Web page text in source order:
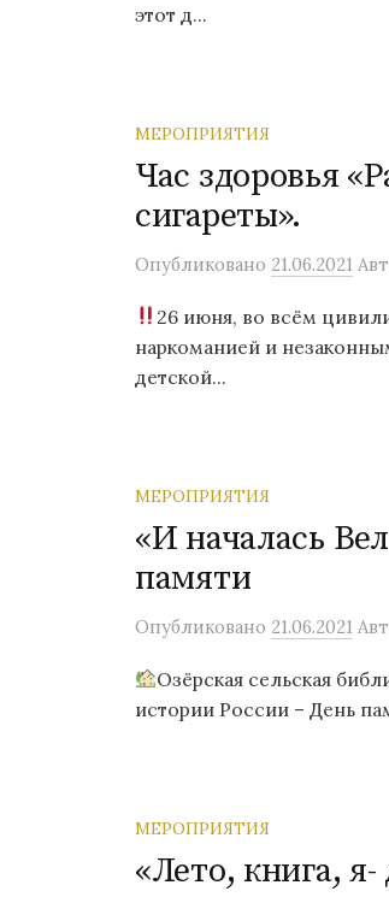
этот д...
МЕРОПРИЯТИЯ
Час здоровья
сигареты».
Опубликовано 21.06.2021
26 июня, во всём
наркоманией и
детской...
МЕРОПРИЯТИЯ
«И началась
памяти
Опубликовано 21.06.2021
Озёрская сельская
истории России – День
МЕРОПРИЯТИЯ
«Лето, книга, я-